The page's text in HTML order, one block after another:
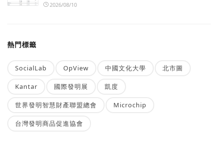
2026/08/10
熱門標籤
SocialLab OpView 中國文化大學 北市圖
Kantar 國際發明展 凱度
世界發明智慧財產聯盟總會 Microchip
台灣發明商品促進協會